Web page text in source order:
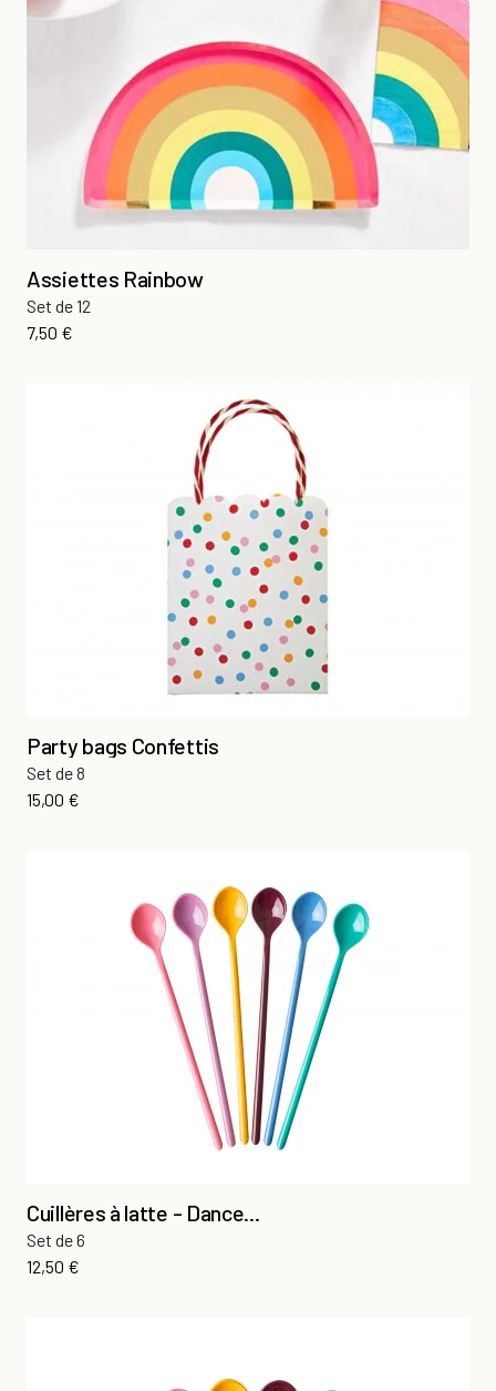
Assiettes Rainbow
Set de 12
Prix
7,50 €
Party bags Confettis
Set de 8
Prix
15,00 €
Cuillères à latte - Dance...
Set de 6
Prix
12,50 €